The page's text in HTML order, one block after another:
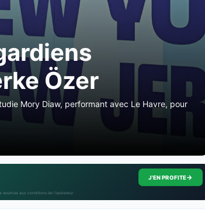
Özer
Mory Diaw, performant avec Le Havre, pour
J'EN PROFITE→
soumise aux conditions de l’opérateur.